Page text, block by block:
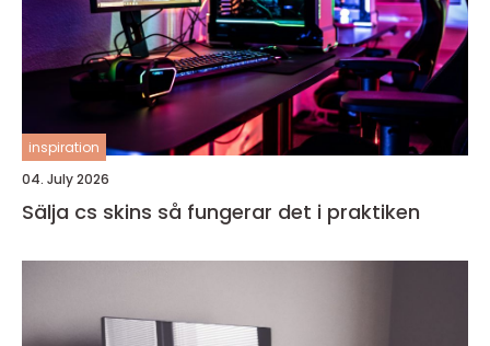
inspiration
04. July 2026
Sälja cs skins så fungerar det i praktiken